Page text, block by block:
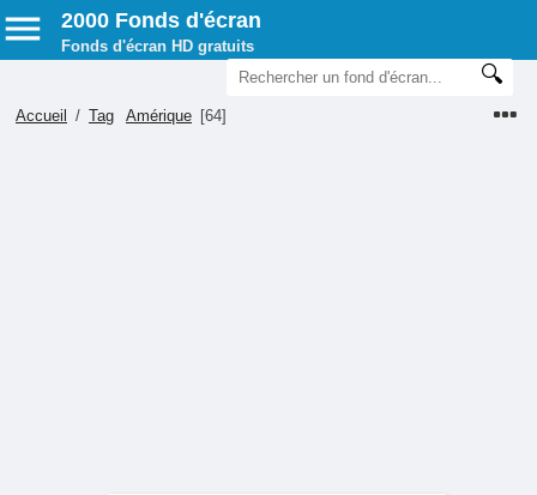
2000 Fonds d'écran
Fonds d'écran HD gratuits
Accueil / Tag Amérique [64]